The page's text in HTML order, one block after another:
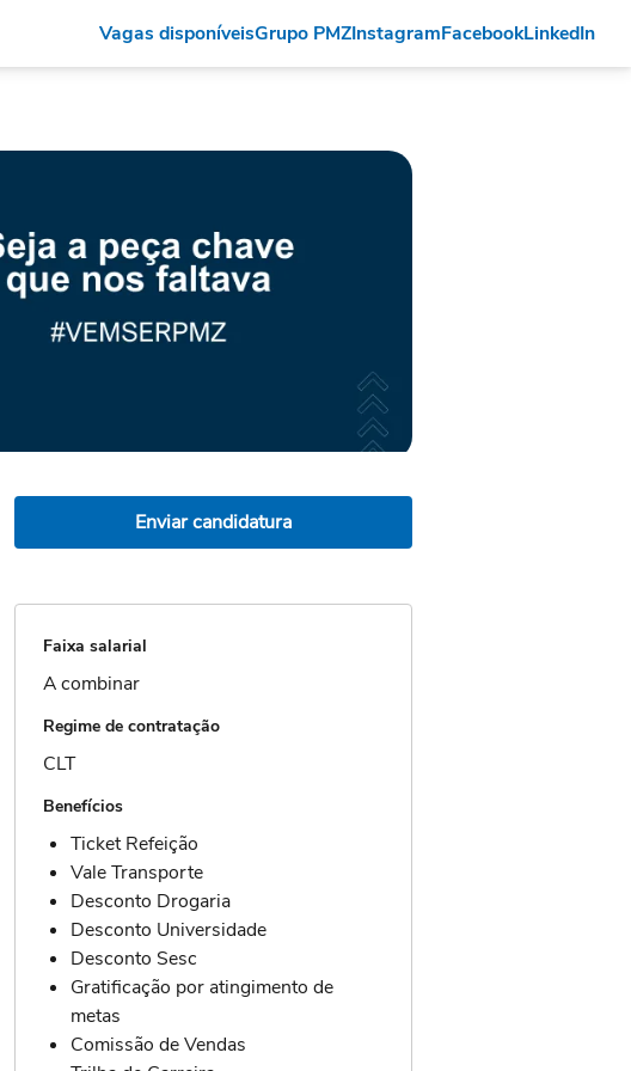
Vagas disponíveisGrupo PMZInstagramFacebookLinkedIn
Enviar candidatura
Faixa salarial
A combinar
Regime de contratação
CLT
Benefícios
Ticket Refeição
Vale Transporte
Desconto Drogaria
Desconto Universidade
Desconto Sesc
Gratificação por atingimento de
metas
Comissão de Vendas